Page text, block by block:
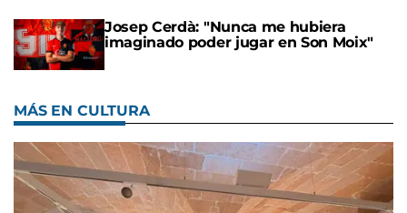
Josep Cerdà: "Nunca me hubiera
imaginado poder jugar en Son Moix"
MÁS EN CULTURA